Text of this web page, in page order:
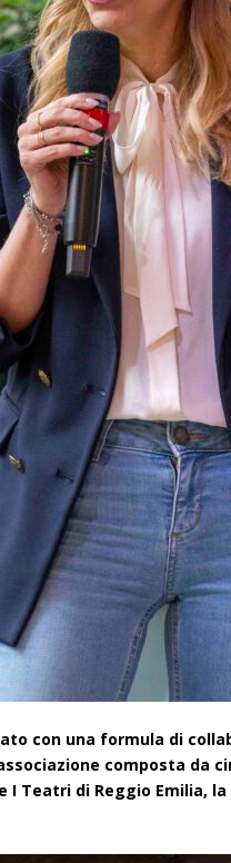
con una formula di
composta da
I Teatri di Reggio Emilia,